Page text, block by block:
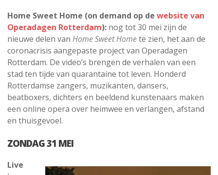
Home Sweet Home (on demand op de website van
Operadagen Rotterdam): nog tot 30 mei zijn de
nieuwe delen van Home Sweet Homete zien, het aan de
coronacrisis aangepaste project van Operadagen
Rotterdam. De video’s brengen de verhalen van een
stad ten tijde van quarantaine tot leven. Honderd
Rotterdamse zangers, muzikanten, dansers,
beatboxers, dichters en beeldend kunstenaars maken
een online opera over heimwee en verlangen, afstand
en thuisgevoel.
ZONDAG 31 MEI
Live